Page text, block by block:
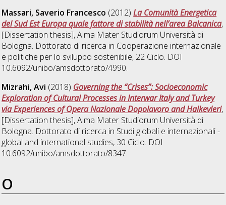
Massari, Saverio Francesco (2012)La Comunità Energetica
del Sud Est Europa quale fattore di stabilità nell’area Balcanica,
[Dissertation thesis], Alma Mater Studiorum Università di
Bologna. Dottorato di ricerca in Cooperazione internazionale
e politiche per lo sviluppo sostenibile, 22 Ciclo. DOI
10.6092/unibo/amsdottorato/4990.
Mizrahi, Avi (2018) Governing the “Crises”: Socioeconomic
Exploration of Cultural Processes in Interwar Italy and Turkey
via Experiences of Opera Nazionale Dopolavoro and Halkevleri,
[Dissertation thesis], Alma Mater Studiorum Università di
Bologna. Dottorato di ricerca in Studi globali e internazionali -
global and international studies, 30 Ciclo. DOI
10.6092/unibo/amsdottorato/8347.
O